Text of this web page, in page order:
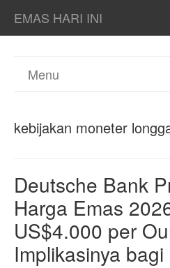
EMAS HARI INI
Menu
kebijakan moneter
Deutsche Bank
Harga Emas
US$4.000 per
Implikasinya